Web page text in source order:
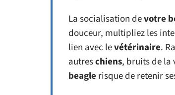
La socialisation devotre
douceur, multipliez les
lien avec levétérinaire.
autreschiens, bruits de la
beagle risque de retenir